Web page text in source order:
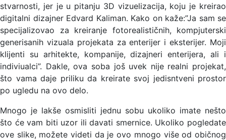
stvarnosti, jer je u pitanju 3D vizuelizacija, koju je kreirao
digitalni dizajner Edvard Kaliman. Kako on kaže:”Ja sam se
specijalizovao za kreiranje fotorealističnih, kompjuterski
generisanih vizuala projekata za enterijer i eksterijer. Moji
klijenti su arhitekte, kompanije, dizajneri enterijera, ali i
indiviualci”. Dakle, ova soba još uvek nije realni projekat,
što vama daje priliku da kreirate svoj jedisntveni prostor
po ugledu na ovo delo.
Mnogo je lakše osmisliti jednu sobu ukoliko imate nešto
što će vam biti uzor ili davati smernice. Ukoliko pogledate
ove slike, možete videti da je ovo mnogo više od običnog